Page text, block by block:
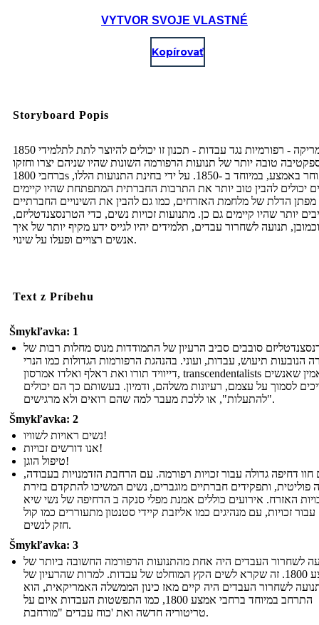
VYTVOR SVOJE VLASTNÉ
Kopírovať
Storyboard Popis
1850 אמריקה - רפורמיות נגד עבדות - תכנון זו יכולים להיוצר לתת לתלמידי
טובה יותר של תנועות הרפורמה השונות שהיו שניהם יצרו וחזקו
ברחבי 1800s מאוחר באמצע, במיוחד ב -1850. על ידי בחינת התנועות הללו,
יכולים להבין טוב יותר את התרבות החברתית המתפתחת שהיו קיימים
מפתן הדלת של מלחמת האזרחים, כמו גם להבין את השינויים החברתיים
יותר שהיו קיימים גם כן. מתנועות זכויות נשים, כדי הטרנסצנדטליזם,
וכמובן, תנועה לשחרור עבדים, תלמידים יהיו לגייס ידע מקיף יותר של איך
אנשים רצויים ופעלו על שינוי.
Text z Príbehu
Šmykľavka: 1
סובבים סביב הרעיון של התמודדות מנוס מחלות רבות של
הנובעות תיעוש, עבדות, ועוני. בהנהגת הרפורמות הגדולות כמו הנרי
דייוויד תורו ואת ראלף ואלדו אמרסון, transcendentalists האמין שאנשים
לסמוך על עצמם, רעיונות משלהם, ודמיון. בעשותם כך הם יכולים
"להתעלות", או ללכת מעבר למה שהם רואים ולא מרגישים.
Šmykľavka: 2
נשים ראויות לשוויו!
אנו דורשים זכויות!
טיפול הוגן!
חוו דחיפה גדולה עבור זכויות רפורמה. עם הרחבת הזדמנויות בעבודה,
פוליטית, ותפקידים חברתיים מוגברים, נשים המשיכו להתקדם בזירת
האזרח. אירועים כוללים אמנת מפלי סנקה ב הדחיפה של נשי שיא
1848 עבור זכויות, עם מנהיגים כמו אליזבת קיידי סטנטון מתעוררים כמו קול
חזק לנשים.
Šmykľavka: 3
לשחרור העבדים היה אחת מהתנועות הרפורמה החשובה ביותר של
אמצע 1800. זה שקרא לשים הקץ המוחלט של עבדות. למרות שהרעיון של
לשחרור העבדים היה קיים מאז כינון הממשלה האמריקאית, הוא
התרחב במיוחד ברחבי אמצע 1800, כמו התפשטות העבדות איום על
טריטוריה חדשה ואת 'כוח עבדים "מורחבת.